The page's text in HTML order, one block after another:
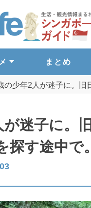
まとめ
の少年2人が迷子に。旧
が迷子に。
探す途中で。